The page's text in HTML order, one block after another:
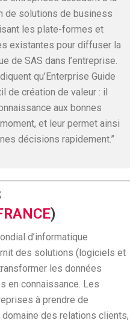
de solutions de business
les plate-formes et
existantes pour diffuser la
de SAS dans l’entreprise.
qu’Enterprise Guide
de création de valeur : il
aux bonnes
et leur permet ainsi
décisions rapidement.”
)
d’informatique
des solutions (logiciels et
les données
en connaissance. Les
à prendre de
des relations clients,